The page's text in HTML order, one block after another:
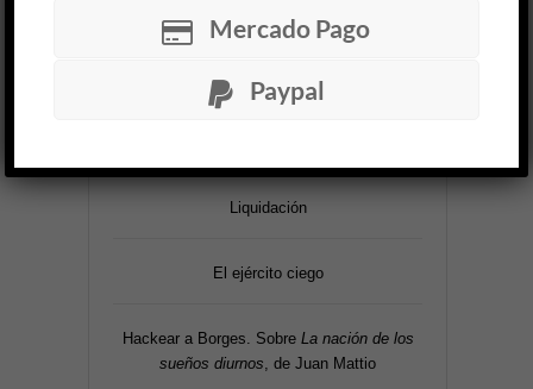
ARCHIVO OP SEMANAL
LOSMÁS LEÍDOS
Liquidación
El ejército ciego
Hackear a Borges. Sobre La nación de los
sueños diurnos , de Juan Mattio
Mercado Pago
Paypal